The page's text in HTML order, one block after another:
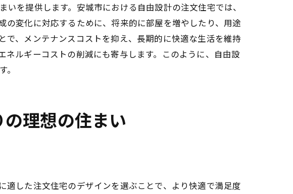
を提供します。安城市における自由設計の注文住宅では、
変化に対応するために、将来的に部屋を増やしたり、用途
、メンテナンスコストを抑え、長期的に快適な生活を維持
ルギーコストの削減にも寄与します。このように、自由設
理想の住まい
した注文住宅のデザインを選ぶことで、より快適で満足度